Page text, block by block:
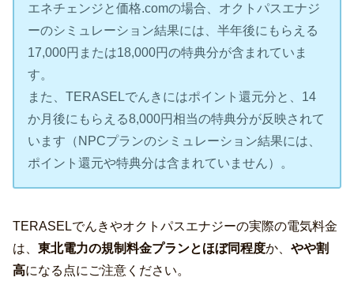
エネチェンジと価格.comの場合、オクトパスエナジ
ーのシミュレーション結果には、半年後にもらえる
17,000円または18,000円の特典分が含まれていま
す。
また、TERASELでんきにはポイント還元分と、14
か月後にもらえる8,000円相当の特典分が反映されて
います（NPCプランのシミュレーション結果には、
ポイント還元や特典分は含まれていません）。
TERASELでんきやオクトパスエナジーの実際の電気料金
は、東北電力の規制料金プランとほぼ同程度か、やや割
高になる点にご注意ください。